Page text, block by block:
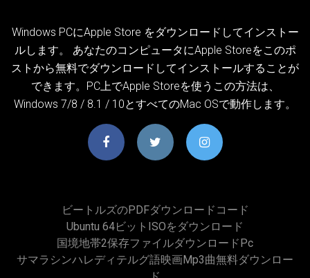
Windows PCにApple Store をダウンロードしてインストー
ルします。 あなたのコンピュータにApple Storeをこのポ
ストから無料でダウンロードしてインストールすることが
できます。PC上でApple Storeを使うこの方法は、
Windows 7/8 / 8.1 / 10とすべてのMac OSで動作します。
ビートルズのPDFダウンロードコード
Ubuntu 64ビットISOをダウンロード
国境地帯2保存ファイルダウンロードpc
サマラシンハレディテルグ語映画mp3曲無料ダウンロー